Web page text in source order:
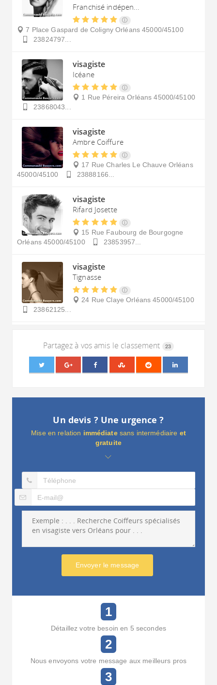
Franchisé indépen...
7 Place Gaspard de Coligny Orléans 45000/45100
23824797...
visagiste
Icéane
1 Rue Péreira Orléans 45000/45100
23868043...
visagiste
Ambre Coiffure
17 Rue Charles Le Chauve Orléans
45000/45100
23888166...
visagiste
Rifard Josette
15 Rue Faubourg de Bourgogne
Orléans 45000/45100 23853957...
visagiste
Tignasse
24 Rue Claye Orléans 45000/45100
23862125...
Partagez à vos amis le classement 23
Un devis ? Une urgence ?
Mise en relation immédiatesans intermédiaire et
gratuite
Envoyer le message
1
Détaillez votre besoin en 5 secondes
2
Nous envoyons votre message aux meilleurs pros
3